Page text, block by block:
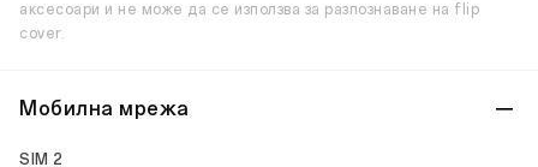
аксесоари и не може да се използва за разпознаване на flip
cover.
Мобилна мрежа
SIM 2